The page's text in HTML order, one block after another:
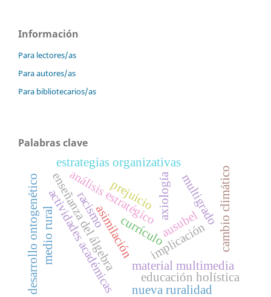
Información
Para lectores/as
Para autores/as
Para bibliotecarios/as
Palabras clave
currículoimplicación
axiología
material multimedia
enseñanza del álgebra
educación holística
análisis estratégico
actividades académicas
estrategias organizativas
desarrollo ontogenético asimilación
racismoprejuicio
ausubel
medio rural cambio climático
nueva ruralidad
multigrado